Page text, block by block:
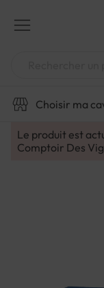
contenu
Choisir ma
Le produit est
Comptoir Des